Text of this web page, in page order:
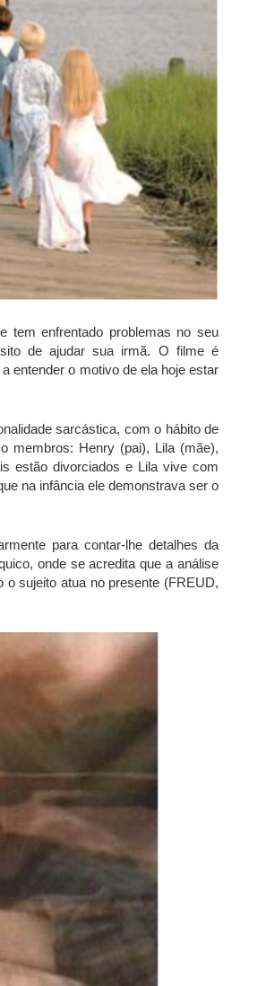
tem enfrentado problemas no seu
de ajudar sua irmã. O filme é
entender o motivo de ela hoje estar
sarcástica, com o hábito de
membros: Henry (pai), Lila (mãe),
estão divorciados e Lila vive com
na infância ele demonstrava ser o
para contar-lhe detalhes da
onde se acredita que a análise
sujeito atua no presente (FREUD,